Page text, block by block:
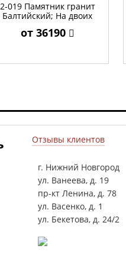
2-019 Памятник гранит
Балтийский; На двоих
от 36190
Отзывы клиентов
г. Нижний Новгород
ул. Ванеева, д. 19
пр-кт Ленина, д. 78
ул. Васенко, д. 1
ул. Бекетова, д. 24/2